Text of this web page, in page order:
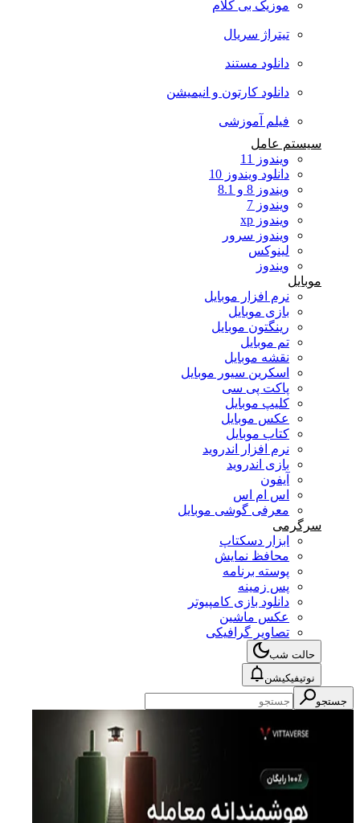
موزیک بی کلام
تیتراژ سریال
دانلود مستند
دانلود کارتون و انیمیشن
فیلم آموزشی
سیستم عامل
ویندوز 11
دانلود ویندوز 10
ویندوز 8 و 8.1
ویندوز 7
ویندوز xp
ویندوز سرور
لینوکس
ویندوز
موبایل
نرم افزار موبایل
بازی موبایل
رینگتون موبایل
تم موبایل
نقشه موبایل
اسکرین سیور موبایل
پاکت پی سی
کلیپ موبایل
عکس موبایل
کتاب موبایل
نرم افزار اندروید
بازی اندروید
آیفون
اس ام اس
معرفی گوشی موبایل
سرگرمی
ابزار دسکتاپ
محافظ نمایش
پوسته برنامه
پس زمینه
دانلود بازی کامپیوتر
عکس ماشین
تصاویر گرافیکی
حالت شب
نوتیفیکیشن
جستجو